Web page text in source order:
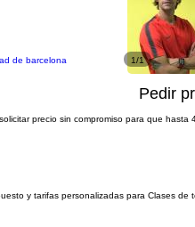
de barcelona
1/1
Pedir
precio sin compromiso para que hasta
y tarifas personalizadas para Clases de